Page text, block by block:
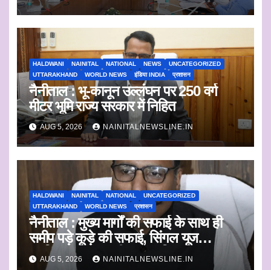
HALDWANI NAINITAL NATIONAL NEWS
UNCATEGORIZED
UTTARAKHAND
WORLD NEWS इंडिया INDIA प्रशासन
नैनीताल : भू-कानून उल्लंघन पर 250 वर्ग
मीटर भूमि राज्य सरकार में निहित
AUG 5, 2026 NAINITALNEWSLINE.IN
HALDWANI NAINITAL NATIONAL
UNCATEGORIZED
UTTARAKHAND
WORLD NEWS प्रशासन
नैनीताल : मुख्य मार्गों की सफाई के साथ ही
समीप पड़े कूड़े की सफाई, सिंगल यूज
प्लास्टिक का एकत्रीकरण व किया जाएगा
AUG 5, 2026 NAINITALNEWSLINE.IN